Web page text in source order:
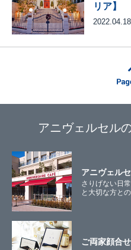
リア】
2022.04.18
アニヴェルセル
アニヴェル
さりげない日
と大切な方と
ご両家顔合